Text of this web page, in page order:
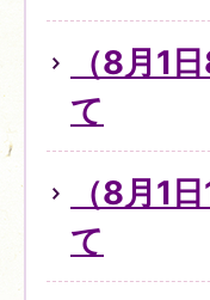
（8月1
て
（8月1
て